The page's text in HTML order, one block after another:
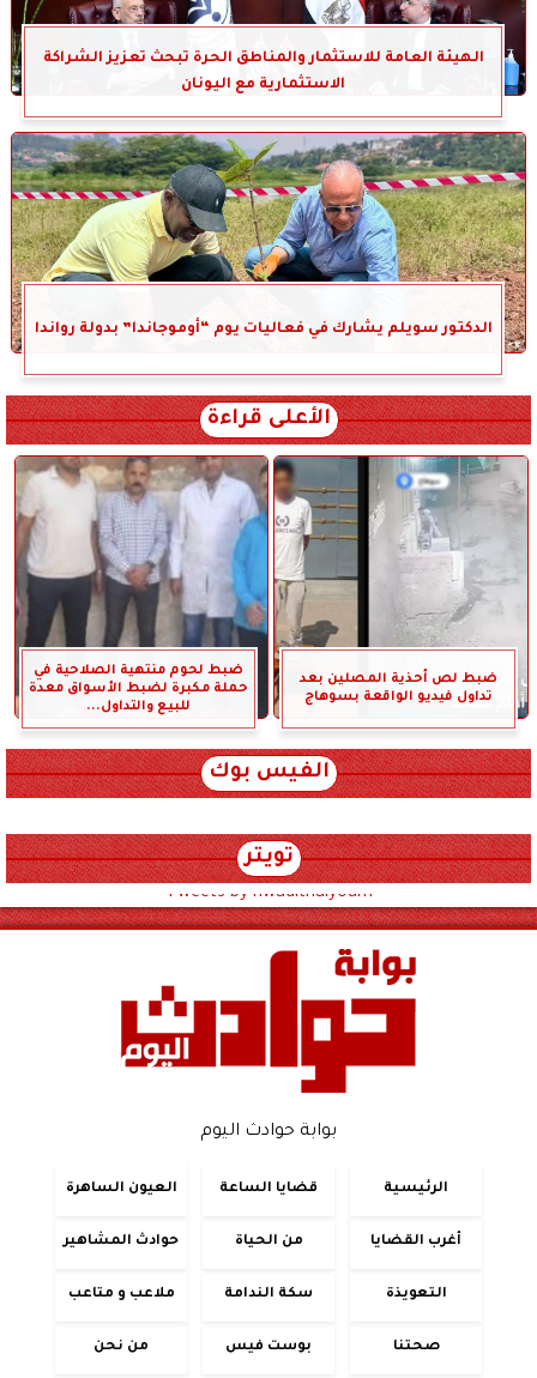
الهيئة العامة للاستثمار والمناطق الحرة تبحث تعزيز الشراكة
الاستثمارية مع اليونان
الدكتور سويلم يشارك في فعاليات يوم “أوموجاندا” بدولة رواندا
الأعلى قراءة
ضبط لص أحذية المصلين بعد
تداول فيديو الواقعة بسوهاج
ضبط لحوم منتهية الصلاحية في
حملة مكبرة لضبط الأسواق معدة
للبيع والتداول...
الفيس بوك
تويتر
Tweets by hwadithalyoum
بوابة حوادث اليوم
الرئيسية قضايا الساعة العيون الساهرة
أغرب القضايا من الحياة حوادث المشاهير
التعويذة سكة الندامة ملاعب و متاعب
صحتنا بوست فيس من نحن